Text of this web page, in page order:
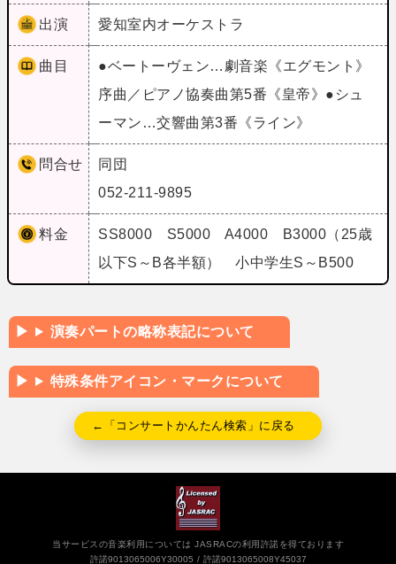
出演 愛知室内オーケストラ
曲目
●ベートーヴェン…劇音楽《エグモント》
序曲／ピアノ協奏曲第5番《皇帝》●シュ
ーマン…交響曲第3番《ライン》
問合せ
同団
052-211-9895
料金
SS8000 S5000 A4000 B3000（25歳
以下S～B各半額） 小中学生S～B500
演奏パートの略称表記について
特殊条件アイコン・マークについて
←「コンサートかんたん検索」に戻る
当サービスの音楽利用については JASRACの利用許諾を得ております
許諾9013065006Y30005
許諾9013065008Y45037